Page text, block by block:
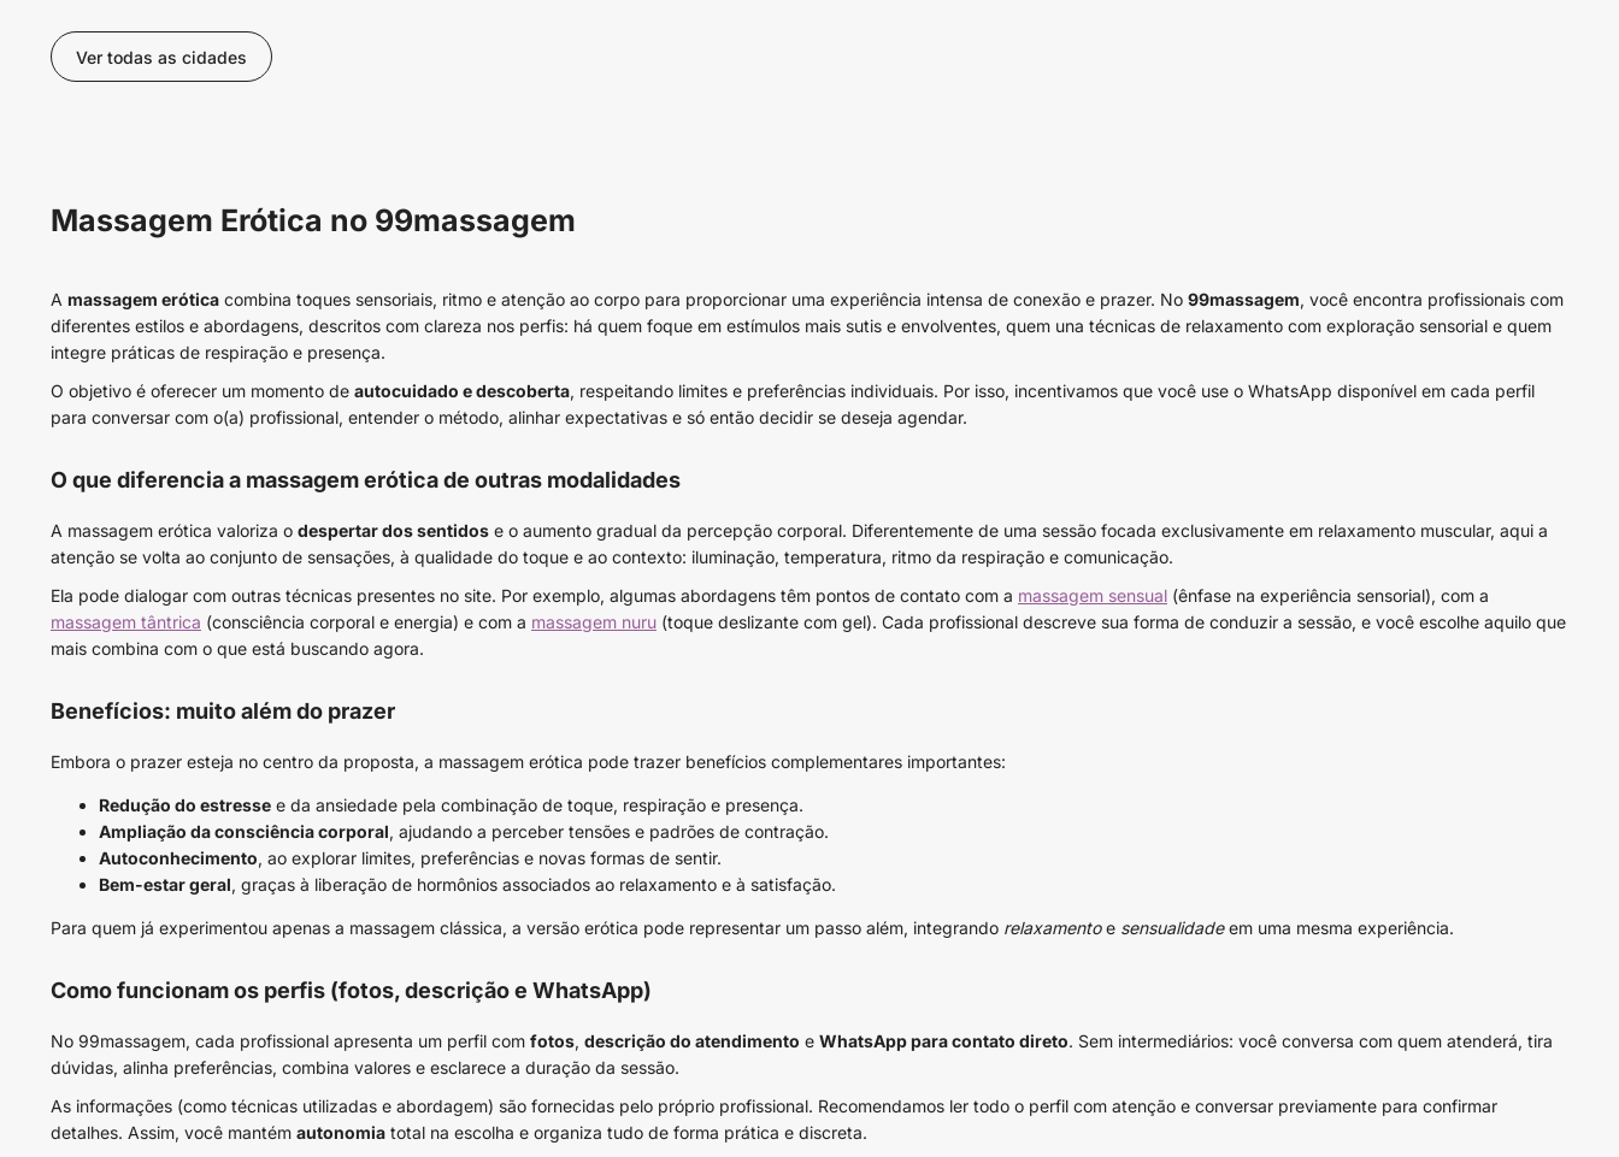
Ver todas as cidades
Massagem Erótica no 99massagem
A massagem erótica combina toques sensoriais, ritmo e atenção ao corpo para proporcionar uma experiência intensa de conexão e prazer. No 99massagem, você encontra profissionais com
diferentes estilos e abordagens, descritos com clareza nos perfis: há quem foque em estímulos mais sutis e envolventes, quem una técnicas de relaxamento com exploração sensorial e quem
integre práticas de respiração e presença.
O objetivo é oferecer um momento de autocuidado e descoberta, respeitando limites e preferências individuais. Por isso, incentivamos que você use o WhatsApp disponível em cada perfil
para conversar com o(a) profissional, entender o método, alinhar expectativas e só então decidir se deseja agendar.
O que diferencia a massagem erótica de outras modalidades
A massagem erótica valoriza o despertar dos sentidos e o aumento gradual da percepção corporal. Diferentemente de uma sessão focada exclusivamente em relaxamento muscular, aqui a
atenção se volta ao conjunto de sensações, à qualidade do toque e ao contexto: iluminação, temperatura, ritmo da respiração e comunicação.
Ela pode dialogar com outras técnicas presentes no site. Por exemplo, algumas abordagens têm pontos de contato com a massagem sensual (ênfase na experiência sensorial), com a
massagem tântrica (consciência corporal e energia) e com a massagem nuru (toque deslizante com gel). Cada profissional descreve sua forma de conduzir a sessão, e você escolhe aquilo que
mais combina com o que está buscando agora.
Benefícios: muito além do prazer
Embora o prazer esteja no centro da proposta, a massagem erótica pode trazer benefícios complementares importantes:
Redução do estresse e da ansiedade pela combinação de toque, respiração e presença.
Ampliação da consciência corporal, ajudando a perceber tensões e padrões de contração.
Autoconhecimento, ao explorar limites, preferências e novas formas de sentir.
Bem-estar geral, graças à liberação de hormônios associados ao relaxamento e à satisfação.
Para quem já experimentou apenas a massagem clássica, a versão erótica pode representar um passo além, integrando relaxamentoe sensualidadeem uma mesma experiência.
Como funcionam os perfis (fotos, descrição e WhatsApp)
No 99massagem, cada profissional apresenta um perfil com fotos, descrição do atendimento e WhatsApp para contato direto. Sem intermediários: você conversa com quem atenderá, tira
dúvidas, alinha preferências, combina valores e esclarece a duração da sessão.
As informações (como técnicas utilizadas e abordagem) são fornecidas pelo próprio profissional. Recomendamos ler todo o perfil com atenção e conversar previamente para confirmar
detalhes. Assim, você mantém autonomia total na escolha e organiza tudo de forma prática e discreta.